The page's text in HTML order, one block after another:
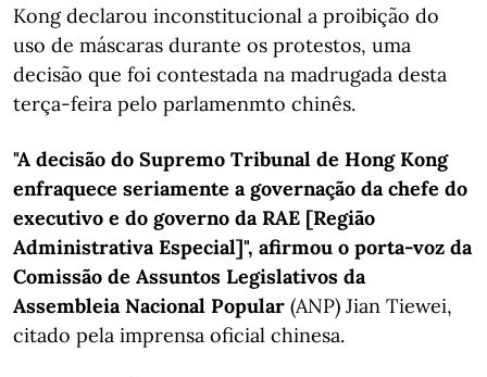
Kong declarou inconstitucional a proibição do
uso de máscaras durante os protestos, uma
decisão que foi contestada na madrugada desta
terça-feira pelo parlamenmto chinês.
"A decisão do Supremo Tribunal de Hong Kong
enfraquece seriamente a governação da chefe do
executivo e do governo da RAE [Região
Administrativa Especial]", afirmou o porta-voz da
Comissão de Assuntos Legislativos da
Assembleia Nacional Popular (ANP) Jian Tiewei,
citado pela imprensa oficial chinesa.